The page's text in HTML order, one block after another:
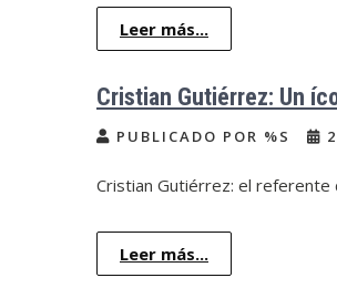
Leer más...
Cristian Gutiérrez: Un
PUBLICADO POR %S
Cristian Gutiérrez: el referente
Leer más...